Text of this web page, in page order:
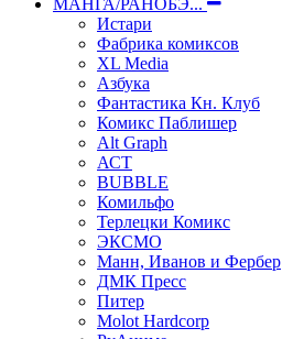
МАНГА/РАНОБЭ...
Истари
Фабрика комиксов
XL Media
Азбука
Фантастика Кн. Клуб
Комикс Паблишер
Alt Graph
АСТ
BUBBLE
Комильфо
Терлецки Комикс
ЭКСМО
Манн, Иванов и Фербер
ДМК Пресс
Питер
Molot Hardcorp